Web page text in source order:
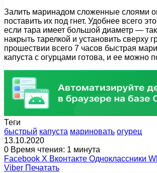
Залить маринадом сложенные слоями
поставить их под гнет. Удобнее всего
если тара имеет большой диаметр —
накрыть тарелкой и установить сверху
прошествии всего 7 часов быстрая
капуста с огурцами готова, и ее можно
Теги
быстрый капуста мариновать огурец
13.10.2020
0 Время чтения: 1 минута
Facebook X Вконтакте Одноклассники
Viber Печатать